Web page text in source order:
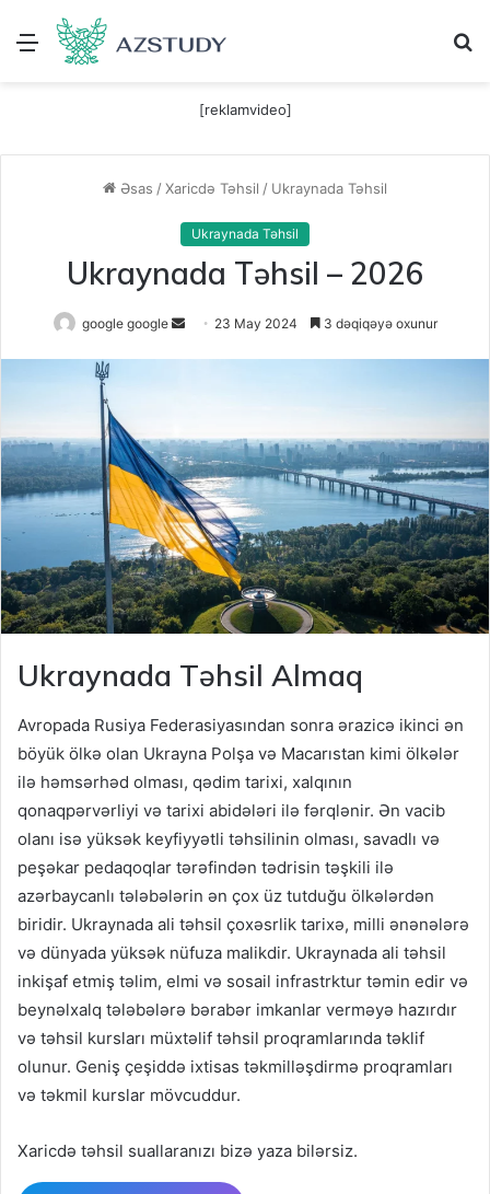
Menu
[reklamvideo]
Əsas /Xaricdə Təhsil / Ukraynada Təhsil
Ukraynada Təhsil
Ukraynada Təhsil – 2026
google google
Send 23 May 2024 3 dəqiqəyə oxunur
Ukraynada Təhsil Almaq
Avropada Rusiya Federasiyasından sonra ərazicə ikinci ən
böyük ölkə olan Ukrayna Polşa və Macarıstan kimi ölkələr
ilə həmsərhəd olması, qədim tarixi, xalqının
qonaqpərvərliyi və tarixi abidələri ilə fərqlənir. Ən vacib
olanı isə yüksək keyfiyyətli təhsilinin olması, savadlı və
peşəkar pedaqoqlar tərəfindən tədrisin təşkili ilə
azərbaycanlı tələbələrin ən çox üz tutduğu ölkələrdən
biridir. Ukraynada ali təhsil çoxəsrlik tarixə, milli ənənələrə
və dünyada yüksək nüfuza malikdir. Ukraynada ali təhsil
inkişaf etmiş təlim, elmi və sosail infrastrktur təmin edir və
beynəlxalq tələbələrə bərabər imkanlar verməyə hazırdır
və təhsil kursları müxtəlif təhsil proqramlarında təklif
olunur. Geniş çeşiddə ixtisas təkmilləşdirmə proqramları
və təkmil kurslar mövcuddur.
Xaricdə təhsil suallaranızı bizə yaza bilərsiz.